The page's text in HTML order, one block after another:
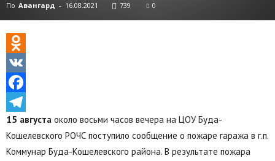
По Авангард - 16.08.2021 739 0
Odnoklassniki
VK
Facebook
Telegram
15 августа около восьми часов вечера на ЦОУ Буда-
Кошелевского РОЧС поступило сообщение о пожаре гаража в г.п.
Коммунар Буда-Кошелевского района. В результате пожара